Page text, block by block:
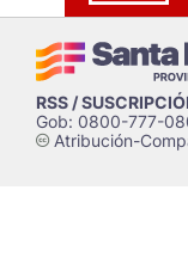
RSS /
Gob: 0800-777-
cAtribución-